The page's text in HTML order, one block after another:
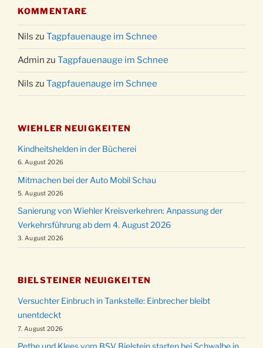
KOMMENTARE
Nils zu Tagpfauenauge im Schnee
Admin zu Tagpfauenauge im Schnee
Nils zu Tagpfauenauge im Schnee
WIEHLER NEUIGKEITEN
Kindheitshelden in der Bücherei
6. August 2026
Mitmachen bei der Auto Mobil Schau
5. August 2026
Sanierung von Wiehler Kreisverkehren: Anpassung der
Verkehrsführung ab dem 4. August 2026
3. August 2026
BIELSTEINER NEUIGKEITEN
Versuchter Einbruch in Tankstelle: Einbrecher bleibt
unentdeckt
7. August 2026
Pethe und Klees vom BSV Bielstein starten bei Schwalbe in